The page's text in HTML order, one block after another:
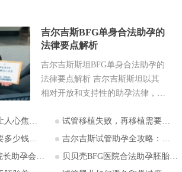
吉尔吉斯BFG单身合法助孕的
法律要点解析
吉尔吉斯斯坦BFG单身合法助孕的
法律要点解析 吉尔吉斯斯坦以其
相对开放和支持性的助孕法律，成
地。特别是对于希望通过助孕实现
为人父母梦想的单身人士，吉尔吉
斯斯坦的法律框架值得深入探讨。
何时会出现？
试管移植失败，再移植需要注意哪些？
开，拒绝隐形消费
吉尔吉斯试管助孕全攻略：为什么越来越多的中国家庭选择比什凯克？
（济南站）
贝贝壳BFG医院合法助孕胚胎移植流程详解